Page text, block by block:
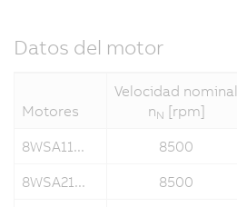
Datos del motor
Motores
Velocidad nominal
nN [rpm]
8WSA11... 8500
8WSA21...
8500